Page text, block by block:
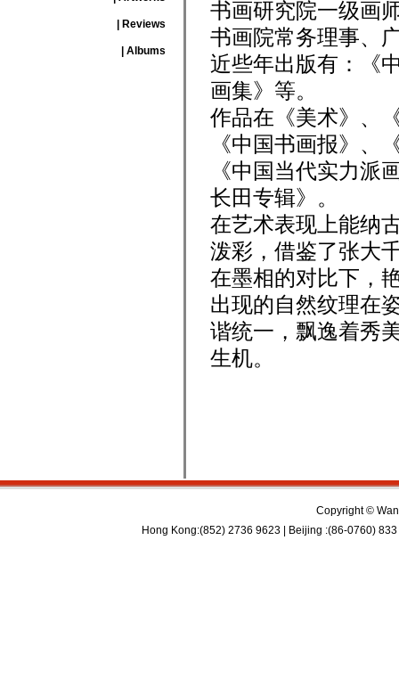
| Reviews
| Albums
书画研究院一级画
书画院常务理事、
近些年出版有：《
画集》等。
作品在《美术》、
《中国书画报》、
《中国当代实力派
长田专辑》。
在艺术表现上能纳
泼彩，借鉴了张大
在墨相的对比下，
出现的自然纹理在
谐统一，飘逸着秀
生机。
Copyright ©
Hong Kong:(852) 2736 9623 | Beijing :(86-0760)